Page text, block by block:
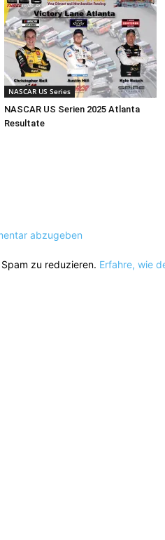
NASCAR US Series
NASCAR US Serien 2025 Atlanta
Resultate
abzugeben
zu reduzieren. Erfahre, wie